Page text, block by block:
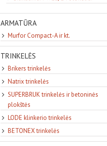
ARMATŪRA
Murfor Compact-A ir kt.
TRINKELĖS
Brikers trinkelės
Natrix trinkelės
SUPERBRUK trinkelės ir betoninės
plokštės
LODE klinkerio trinkelės
BETONEX trinkelės